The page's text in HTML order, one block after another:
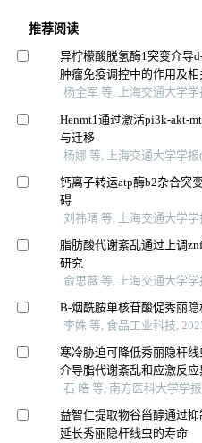
推荐阅读
异柠檬酸脱氢酶1突变介导
肿瘤免疫调控中的作用及
杨全军 等, 上海交通大学学
Henmt1通过激活pi3k-akt-
与迁移
杨娜 等, 上海交通大学学报
钙离子转运atp酶b2杂合突
碍
刘祎晴 等, 上海交通大学
脂肪酸代谢紊乱通过上调
研究
俞思薇 等, 上海交通大学
Β-烟酰胺单核苷酸促秀丽
李姝 等, 食品工业科技,
寒冷胁迫可降低秀丽隐杆
介导脂代谢紊乱和应激反应
石 皓 等, 南方医科大学学
益智仁提取物谷甾醇通过
延长秀丽隐杆线虫的寿命